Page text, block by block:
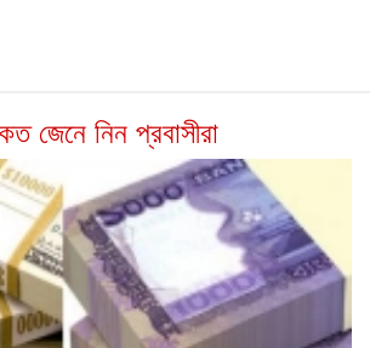
জেনে নিন প্রবাসীরা